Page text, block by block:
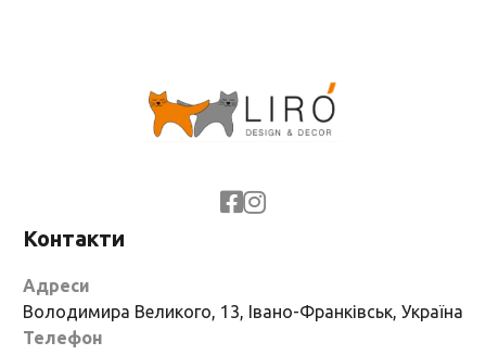
Контакти
Адреси
Володимира Великого, 13, Івано-Франківськ, Україна
Телефон